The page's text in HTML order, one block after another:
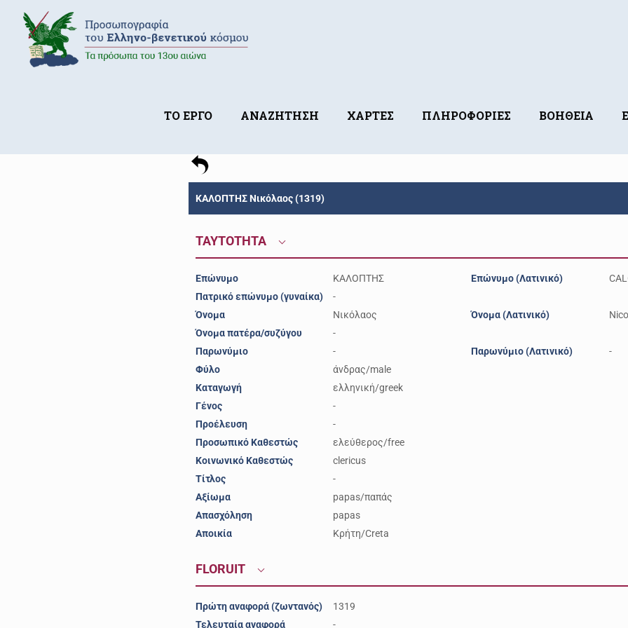
ΤΟ ΕΡΓΟ ΑΝΑΖΗΤΗΣΗ ΧΑΡΤΕΣ ΠΛΗΡΟΦΟΡΙΕΣ ΒΟΗΘΕΙΑ
ΚΑΛΟΠΤΗΣ Νικόλαος (1319)
ΤΑΥΤΟΤΗΤΑ
Επώνυμο
ΚΑΛΟΠΤΗΣ
Πατρικό επώνυμο (γυναίκα)
-
Όνομα
Νικόλαος
Όνομα πατέρα/συζύγου
-
Παρωνύμιο
-
Φύλο
άνδρας/male
Καταγωγή
ελληνική/greek
Γένος
-
Προέλευση
-
Προσωπικό Καθεστώς
ελεύθερος/free
Κοινωνικό Καθεστώς
clericus
Τίτλος
-
Αξίωμα
papas/παπάς
Απασχόληση
papas
Αποικία
Κρήτη/Creta
Επώνυμο (Λατινικό)
Όνομα (Λατινικό)
Παρωνύμιο (Λατινικό) -
FLORUIT
Πρώτη αναφορά (ζωντανός)
1319
Τελευταία αναφορά
-